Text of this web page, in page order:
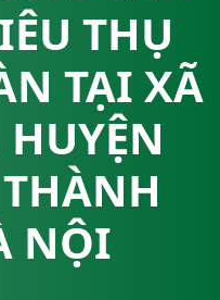
THỤ
TẠI XÃ
NỘI